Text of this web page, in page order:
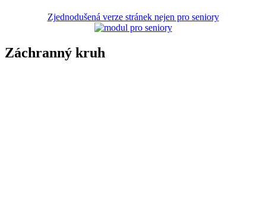
Zjednodušená verze stránek nejen pro seniory
Záchranný kruh